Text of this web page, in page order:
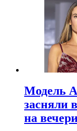
Модель
засняли
на